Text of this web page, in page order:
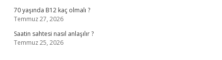
70 yaşında B12 kaç olmalı ?
Temmuz 27, 2026
Saatin sahtesi nasıl anlaşılır ?
Temmuz 25, 2026